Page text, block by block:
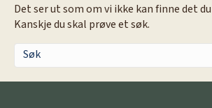
Det ser ut som om vi ikke kan finne det
Kanskje du skal prøve et søk.